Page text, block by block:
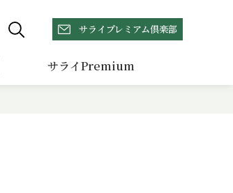
サライプレミアム倶楽部
サライPremium